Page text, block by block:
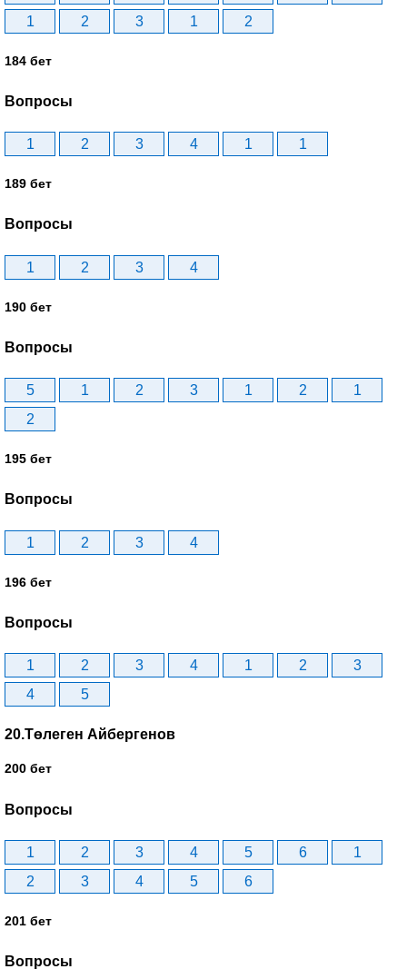
1 2 3 1 2
184 бет
Вопросы
1 2 3 4 1 1
189 бет
Вопросы
1 2 3 4
190 бет
Вопросы
5 1 2 3 1 2
1
2
195 бет
Вопросы
1 2 3 4
196 бет
Вопросы
1 2 3 4 1 2
3
4
5
20.Төлеген Айбергенов
200 бет
Вопросы
1 2 3 4 5 6
1
2
3 4 5 6
201 бет
Вопросы